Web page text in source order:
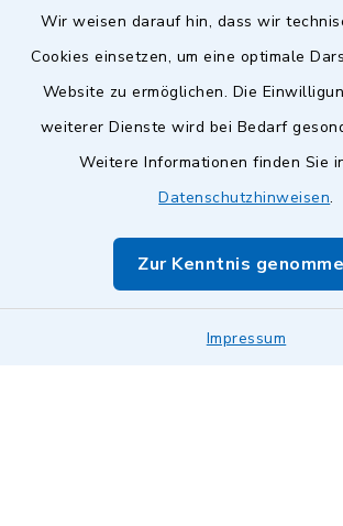
Wir weisen darauf hin, dass wir
Cookies einsetzen, um eine optimale
Website zu ermöglichen. Die
weiterer Dienste wird bei Bedarf
Weitere Informationen finden Sie
Datenschutzhinweisen.
Zur Kenntnis
Impressum
Barrierefreiheit
Impressum
Sitemap